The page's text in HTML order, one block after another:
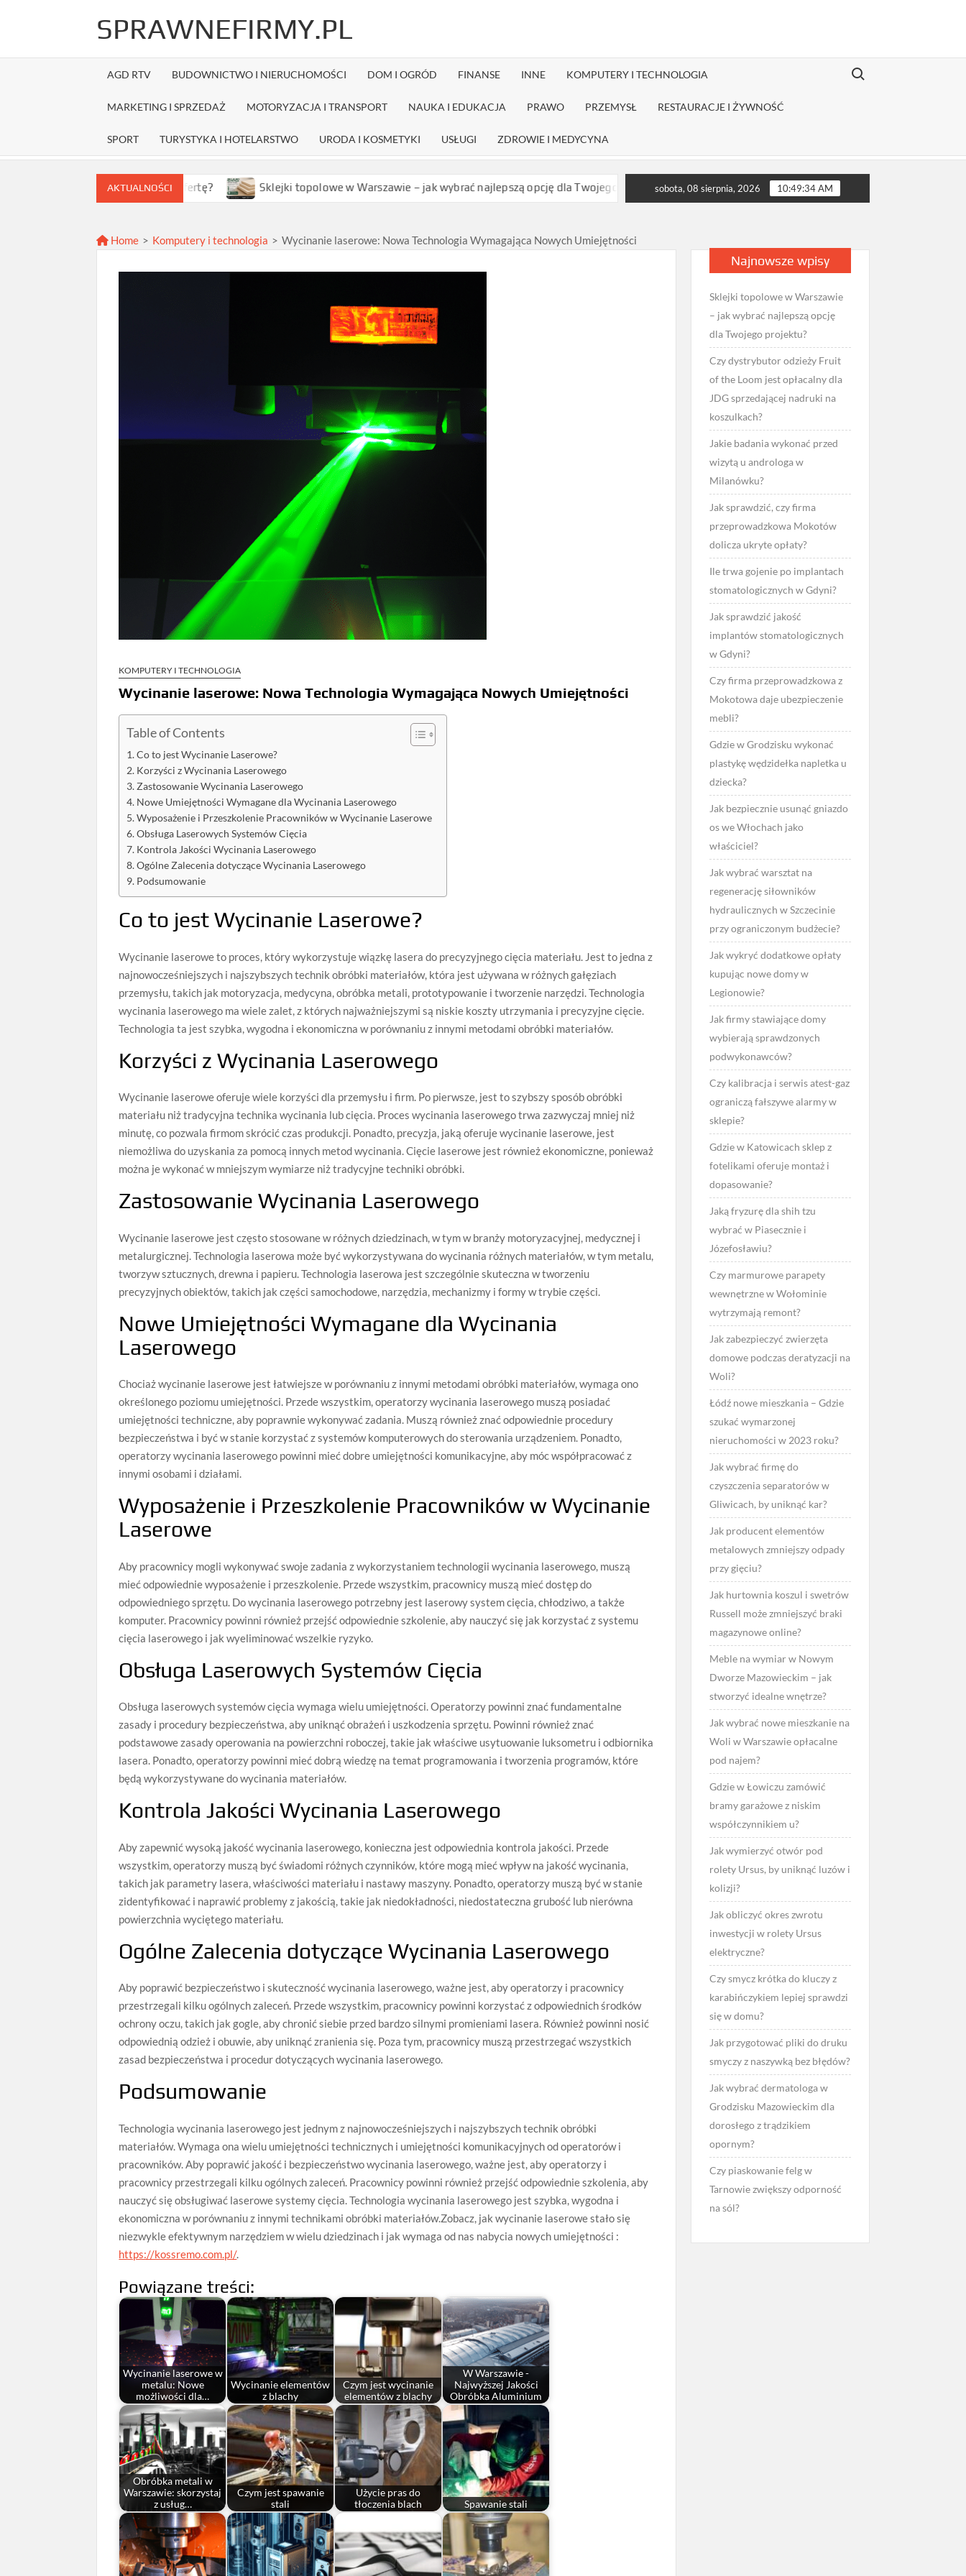
SPRAWNEFIRMY.PL
AGD RTV BUDOWNICTWO I NIERUCHOMOŚCI DOM I OGRÓD FINANSE INNE KOMPUTERY I TECHNOLOGIA
MARKETING I SPRZEDAŻ MOTORYZACJA I TRANSPORT NAUKA I EDUKACJA PRAWO PRZEMYSŁ RESTAURACJE I ŻYWNOŚĆ
SPORT TURYSTYKA I HOTELARSTWO URODA I KOSMETYKI USŁUGI ZDROWIE I MEDYCYNA
Search for:
AKTUALNOŚCI
wybrać najlepszą ofertę? Sklejki topolowe w Warszawie – jak wybrać najlepszą opcję dla Twojego projektu? Czy dystrybutor odzieży Fruit of the Loom jest opłacalny dla JDG
sobota, 08 sierpnia, 2026 10:49:35 AM
Home > Komputery i technologia > Wycinanie laserowe: Nowa Technologia Wymagająca Nowych Umiejętności
KOMPUTERY I TECHNOLOGIA
Wycinanie laserowe: Nowa Technologia Wymagająca Nowych Umiejętności
Table of Contents
Co to jest Wycinanie Laserowe?
Korzyści z Wycinania Laserowego
Zastosowanie Wycinania Laserowego
Nowe Umiejętności Wymagane dla Wycinania Laserowego
Wyposażenie i Przeszkolenie Pracowników w Wycinanie Laserowe
Obsługa Laserowych Systemów Cięcia
Kontrola Jakości Wycinania Laserowego
Ogólne Zalecenia dotyczące Wycinania Laserowego
Podsumowanie
Co to jest Wycinanie Laserowe?
Wycinanie laserowe to proces, który wykorzystuje wiązkę lasera do precyzyjnego cięcia materiału. Jest to jedna z
najnowocześniejszych i najszybszych technik obróbki materiałów, która jest używana w różnych gałęziach
przemysłu, takich jak motoryzacja, medycyna, obróbka metali, prototypowanie i tworzenie narzędzi. Technologia
wycinania laserowego ma wiele zalet, z których najważniejszymi są niskie koszty utrzymania i precyzyjne cięcie.
Technologia ta jest szybka, wygodna i ekonomiczna w porównaniu z innymi metodami obróbki materiałów.
Korzyści z Wycinania Laserowego
Wycinanie laserowe oferuje wiele korzyści dla przemysłu i firm. Po pierwsze, jest to szybszy sposób obróbki
materiału niż tradycyjna technika wycinania lub cięcia. Proces wycinania laserowego trwa zazwyczaj mniej niż
minutę, co pozwala firmom skrócić czas produkcji. Ponadto, precyzja, jaką oferuje wycinanie laserowe, jest
niemożliwa do uzyskania za pomocą innych metod wycinania. Cięcie laserowe jest również ekonomiczne, ponieważ
można je wykonać w mniejszym wymiarze niż tradycyjne techniki obróbki.
Zastosowanie Wycinania Laserowego
Wycinanie laserowe jest często stosowane w różnych dziedzinach, w tym w branży motoryzacyjnej, medycznej i
metalurgicznej. Technologia laserowa może być wykorzystywana do wycinania różnych materiałów, w tym metalu,
tworzyw sztucznych, drewna i papieru. Technologia laserowa jest szczególnie skuteczna w tworzeniu
precyzyjnych obiektów, takich jak części samochodowe, narzędzia, mechanizmy i formy w trybie części.
Nowe Umiejętności Wymagane dla Wycinania
Laserowego
Chociaż wycinanie laserowe jest łatwiejsze w porównaniu z innymi metodami obróbki materiałów, wymaga ono
określonego poziomu umiejętności. Przede wszystkim, operatorzy wycinania laserowego muszą posiadać
umiejętności techniczne, aby poprawnie wykonywać zadania. Muszą również znać odpowiednie procedury
bezpieczeństwa i być w stanie korzystać z systemów komputerowych do sterowania urządzeniem. Ponadto,
operatorzy wycinania laserowego powinni mieć dobre umiejętności komunikacyjne, aby móc współpracować z
innymi osobami i działami.
Wyposażenie i Przeszkolenie Pracowników w Wycinanie
Laserowe
Aby pracownicy mogli wykonywać swoje zadania z wykorzystaniem technologii wycinania laserowego, muszą
mieć odpowiednie wyposażenie i przeszkolenie. Przede wszystkim, pracownicy muszą mieć dostęp do
odpowiedniego sprzętu. Do wycinania laserowego potrzebny jest laserowy system cięcia, chłodziwo, a także
komputer. Pracownicy powinni również przejść odpowiednie szkolenie, aby nauczyć się jak korzystać z systemu
cięcia laserowego i jak wyeliminować wszelkie ryzyko.
Obsługa Laserowych Systemów Cięcia
Obsługa laserowych systemów cięcia wymaga wielu umiejętności. Operatorzy powinni znać fundamentalne
zasady i procedury bezpieczeństwa, aby uniknąć obrażeń i uszkodzenia sprzętu. Powinni również znać
podstawowe zasady operowania na powierzchni roboczej, takie jak właściwe usytuowanie luksometru i odbiornika
lasera. Ponadto, operatorzy powinni mieć dobrą wiedzę na temat programowania i tworzenia programów, które
będą wykorzystywane do wycinania materiałów.
Kontrola Jakości Wycinania Laserowego
Aby zapewnić wysoką jakość wycinania laserowego, konieczna jest odpowiednia kontrola jakości. Przede
wszystkim, operatorzy muszą być świadomi różnych czynników, które mogą mieć wpływ na jakość wycinania,
takich jak parametry lasera, właściwości materiału i nastawy maszyny. Ponadto, operatorzy muszą być w stanie
zidentyfikować i naprawić problemy z jakością, takie jak niedokładności, niedostateczna grubość lub nierówna
powierzchnia wyciętego materiału.
Ogólne Zalecenia dotyczące Wycinania Laserowego
Aby poprawić bezpieczeństwo i skuteczność wycinania laserowego, ważne jest, aby operatorzy i pracownicy
przestrzegali kilku ogólnych zaleceń. Przede wszystkim, pracownicy powinni korzystać z odpowiednich środków
ochrony oczu, takich jak gogle, aby chronić siebie przed bardzo silnymi promieniami lasera. Również powinni nosić
odpowiednią odzież i obuwie, aby uniknąć zranienia się. Poza tym, pracownicy muszą przestrzegać wszystkich
zasad bezpieczeństwa i procedur dotyczących wycinania laserowego.
Podsumowanie
Technologia wycinania laserowego jest jednym z najnowocześniejszych i najszybszych technik obróbki
materiałów. Wymaga ona wielu umiejętności technicznych i umiejętności komunikacyjnych od operatorów i
pracowników. Aby poprawić jakość i bezpieczeństwo wycinania laserowego, ważne jest, aby operatorzy i
pracownicy przestrzegali kilku ogólnych zaleceń. Pracownicy powinni również przejść odpowiednie szkolenia, aby
nauczyć się obsługiwać laserowe systemy cięcia. Technologia wycinania laserowego jest szybka, wygodna i
ekonomiczna w porównaniu z innymi technikami obróbki materiałów.Zobacz, jak wycinanie laserowe stało się
niezwykle efektywnym narzędziem w wielu dziedzinach i jak wymaga od nas nabycia nowych umiejętności :
https://kossremo.com.pl/.
Powiązane treści:
Wycinanie laserowe w
metalu: Nowe
możliwości dla…
Wycinanie elementów
z blachy
Czym jest wycinanie
elementów z blachy
W Warszawie -
Najwyższej Jakości
Obróbka Aluminium
Obróbka metali w
Warszawie: skorzystaj
z usług…
Czym jest spawanie
stali
Użycie pras do
tłoczenia blach
Spawanie stali
Najnowsze wpisy
Sklejki topolowe w Warszawie
– jak wybrać najlepszą opcję
dla Twojego projektu?
Czy dystrybutor odzieży Fruit
of the Loom jest opłacalny dla
JDG sprzedającej nadruki na
koszulkach?
Jakie badania wykonać przed
wizytą u androloga w
Milanówku?
Jak sprawdzić, czy firma
przeprowadzkowa Mokotów
dolicza ukryte opłaty?
Ile trwa gojenie po implantach
stomatologicznych w Gdyni?
Jak sprawdzić jakość
implantów stomatologicznych
w Gdyni?
Czy firma przeprowadzkowa z
Mokotowa daje ubezpieczenie
mebli?
Gdzie w Grodzisku wykonać
plastykę wędzidełka napletka u
dziecka?
Jak bezpiecznie usunąć gniazdo
os we Włochach jako
właściciel?
Jak wybrać warsztat na
regenerację siłowników
hydraulicznych w Szczecinie
przy ograniczonym budżecie?
Jak wykryć dodatkowe opłaty
kupując nowe domy w
Legionowie?
Jak firmy stawiające domy
wybierają sprawdzonych
podwykonawców?
Czy kalibracja i serwis atest-gaz
ograniczą fałszywe alarmy w
sklepie?
Gdzie w Katowicach sklep z
fotelikami oferuje montaż i
dopasowanie?
Jaką fryzurę dla shih tzu
wybrać w Piasecznie i
Józefosławiu?
Czy marmurowe parapety
wewnętrzne w Wołominie
wytrzymają remont?
Jak zabezpieczyć zwierzęta
domowe podczas deratyzacji na
Woli?
Łódź nowe mieszkania – Gdzie
szukać wymarzonej
nieruchomości w 2023 roku?
Jak wybrać firmę do
czyszczenia separatorów w
Gliwicach, by uniknąć kar?
Jak producent elementów
metalowych zmniejszy odpady
przy gięciu?
Jak hurtownia koszul i swetrów
Russell może zmniejszyć braki
magazynowe online?
Meble na wymiar w Nowym
Dworze Mazowieckim – jak
stworzyć idealne wnętrze?
Jak wybrać nowe mieszkanie na
Woli w Warszawie opłacalne
pod najem?
Gdzie w Łowiczu zamówić
bramy garażowe z niskim
współczynnikiem u?
Jak wymierzyć otwór pod
rolety Ursus, by uniknąć luzów i
kolizji?
Jak obliczyć okres zwrotu
inwestycji w rolety Ursus
elektryczne?
Czy smycz krótka do kluczy z
karabińczykiem lepiej sprawdzi
się w domu?
Jak przygotować pliki do druku
smyczy z naszywką bez błędów?
Jak wybrać dermatologa w
Grodzisku Mazowieckim dla
dorosłego z trądzikiem
opornym?
Czy piaskowanie felg w
Tarnowie zwiększy odporność
na sól?